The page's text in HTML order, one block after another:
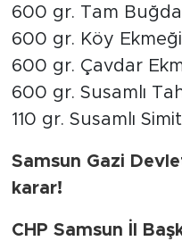
600 gr. Tam
600 gr. Köy
600 gr. Çavdar
600 gr. Susamlı
110 gr. Susamlı
Samsun Gazi
karar!
CHP Samsun İl